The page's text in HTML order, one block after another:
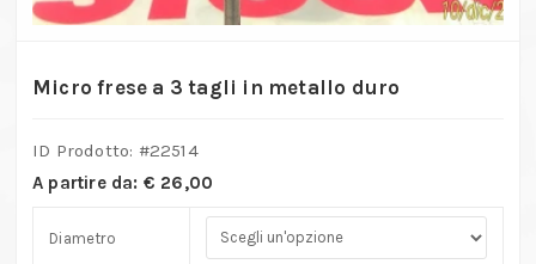
Micro frese a 3 tagli in metallo duro
ID Prodotto: #22514
A partire da: € 26,00
Diametro